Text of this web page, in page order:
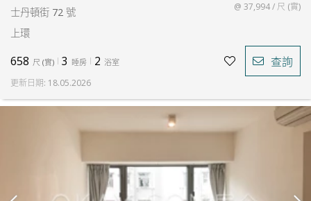
士丹頓街 72 號
上環
@ 37,994 / 尺 (實)
658 尺 (實) 3 睡房 2 浴室 查詢
更新日期: 18.05.2026